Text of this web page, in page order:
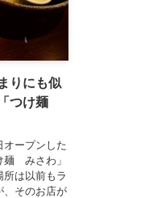
りにも似
つけ麺
オープンした
麺 みさわ」
所は以前もラ
、そのお店が